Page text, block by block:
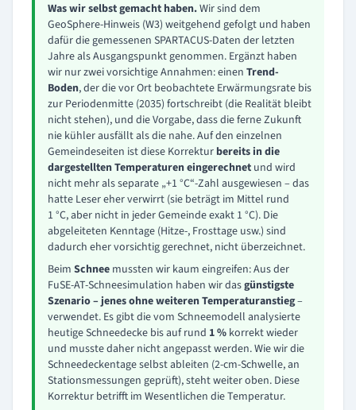
Was wir selbst gemacht haben.Wir sind dem
GeoSphere-Hinweis (W3) weitgehend gefolgt und haben
dafür die gemessenen SPARTACUS-Daten der letzten
Jahre als Ausgangspunkt genommen. Ergänzt haben
wir nur zwei vorsichtige Annahmen: einen Trend-
Boden, der die vor Ort beobachtete Erwärmungsrate bis
zur Periodenmitte (2035) fortschreibt (die Realität bleibt
nicht stehen), und die Vorgabe, dass die ferne Zukunft
nie kühler ausfällt als die nahe. Auf den einzelnen
Gemeindeseiten ist diese Korrektur bereits in die
dargestellten Temperaturen eingerechnet und wird
nicht mehr als separate „+1 °C“-Zahl ausgewiesen – das
hatte Leser eher verwirrt (sie beträgt im Mittel rund
1 °C, aber nicht in jeder Gemeinde exakt 1 °C). Die
abgeleiteten Kenntage (Hitze-, Frosttage usw.) sind
dadurch eher vorsichtig gerechnet, nicht überzeichnet.
Beim Schnee mussten wir kaum eingreifen: Aus der
FuSE-AT-Schneesimulation haben wir dasgünstigste
Szenario – jenes ohne weiteren Temperaturanstieg–
verwendet. Es gibt die vom Schneemodell analysierte
heutige Schneedecke bis auf rund 1 % korrekt wieder
und musste daher nicht angepasst werden. Wie wir die
Schneedeckentage selbst ableiten (2-cm-Schwelle, an
Stationsmessungen geprüft), steht weiter oben. Diese
Korrektur betrifft im Wesentlichen die Temperatur.